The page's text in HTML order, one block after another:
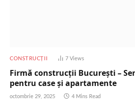
CONSTRUCȚII 7Views
Firmă construcții București –
pentru case și apartamente
octombrie 29, 2025 4 Mins Read